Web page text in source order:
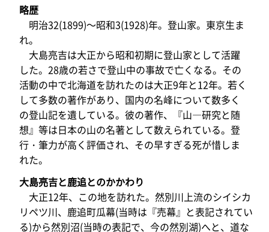
略歴
明治32(1899)～昭和3(1928)年。登山家。東京生ま
れ。
大島亮吉は大正から昭和初期に登山家として活躍
した。28歳の若さで登山中の事故で亡くなる。その
活動の中で北海道を訪れたのは大正9年と12年。若く
して多数の著作があり、国内の名峰について数多く
の登山記を遺している。彼の著作、『山―研究と随
想』等は日本の山の名著として数えられている。登
行・筆力が高く評価され、その早すぎる死が惜しま
れた。
大島亮吉と鹿追とのかかわり
大正12年、この地を訪れた。然別川上流のシイシカ
リペツ川、鹿追町瓜幕(当時は『売幕』と表記されてい
る)から然別沼(当時の表記で、今の然別湖)へと、道な